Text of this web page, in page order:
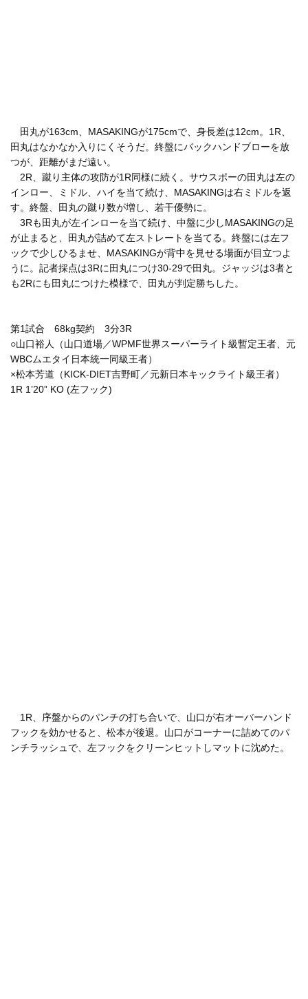
田丸が163cm、MASAKINGが175cmで、身長差は12cm。1R、
田丸はなかなか入りにくそうだ。終盤にバックハンドブローを放
つが、距離がまだ遠い。
2R、蹴り主体の攻防が1R同様に続く。サウスポーの田丸は左の
インロー、ミドル、ハイを当て続け、MASAKINGは右ミドルを返
す。終盤、田丸の蹴り数が増し、若干優勢に。
3Rも田丸が左インローを当て続け、中盤に少しMASAKINGの足
が止まると、田丸が詰めて左ストレートを当てる。終盤には左フ
ックで少しひるませ、MASAKINGが背中を見せる場面が目立つよ
うに。記者採点は3Rに田丸につけ30-29で田丸。ジャッジは3者と
も2Rにも田丸につけた模様で、田丸が判定勝ちした。
第1試合 68kg契約 3分3R
○山口裕人（山口道場／WPMF世界スーパーライト級暫定王者、元
WBCムエタイ日本統一同級王者）
×松本芳道（KICK-DIET吉野町／元新日本キックライト級王者）
1R 1’20” KO (左フック)
1R、序盤からのパンチの打ち合いで、山口が右オーバーハンド
フックを効かせると、松本が後退。山口がコーナーに詰めてのパ
ンチラッシュで、左フックをクリーンヒットしマットに沈めた。